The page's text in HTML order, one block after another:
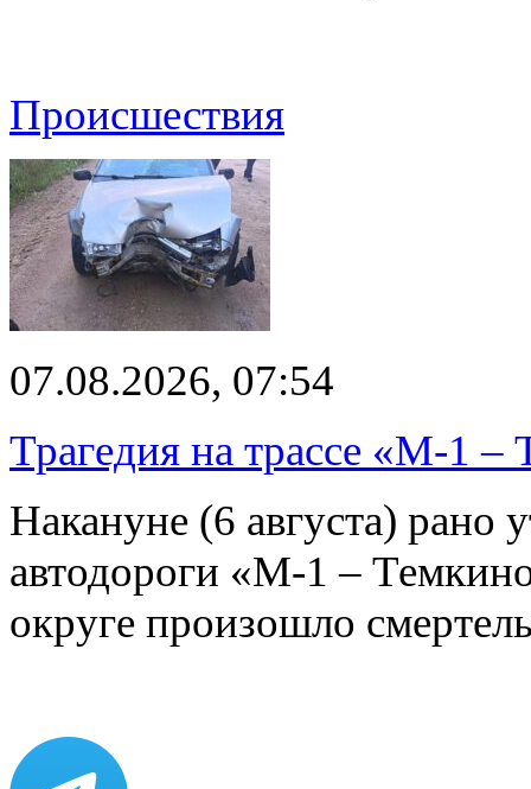
Происшествия
07.08.2026, 07:54
Трагедия на трассе «М-1 –
Накануне (6 августа) рано
автодороги «М-1 –
округе произошло